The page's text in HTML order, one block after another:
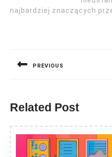
najbardziej znaczących
PREVIOUS
Related Post